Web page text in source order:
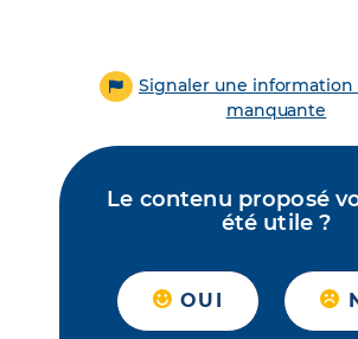
Signaler une information
manquante
Le contenu proposé
été utile ?
OUI